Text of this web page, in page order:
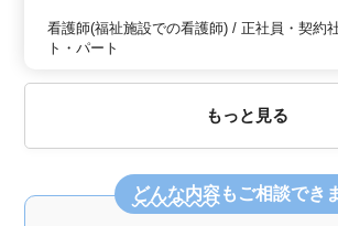
看護師(福祉施設での看護師) / 正社員・契約
ト・パート
もっと見る
どんな内容もご相談でき